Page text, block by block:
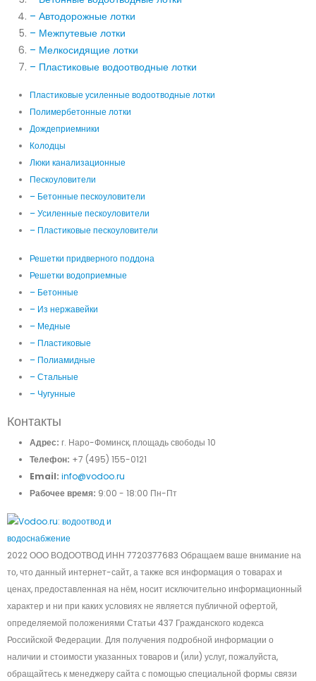
– Автодорожные лотки
– Межпутевые лотки
– Мелкосидящие лотки
– Пластиковые водоотводные лотки
Пластиковые усиленные водоотводные лотки
Полимербетонные лотки
Дождеприемники
Колодцы
Люки канализационные
Пескоуловители
– Бетонные пескоуловители
– Усиленные пескоуловители
– Пластиковые пескоуловители
Решетки придверного поддона
Решетки водоприемные
– Бетонные
– Из нержавейки
– Медные
– Пластиковые
– Полиамидные
– Стальные
– Чугунные
Контакты
Адрес: г. Наро-Фоминск, площадь свободы 10
Телефон: +7 (495) 155-0121
Email: info@vodoo.ru
Рабочее время: 9:00 - 18:00 Пн-Пт
2022 ООО ВОДООТВОД ИНН 7720377683 Обращаем ваше внимание на
то, что данный интернет-сайт, а также вся информация о товарах и
ценах, предоставленная на нём, носит исключительно информационный
характер и ни при каких условиях не является публичной офертой,
определяемой положениями Статьи 437 Гражданского кодекса
Российской Федерации. Для получения подробной информации о
наличии и стоимости указанных товаров и (или) услуг, пожалуйста,
обращайтесь к менеджеру сайта с помощью специальной формы связи